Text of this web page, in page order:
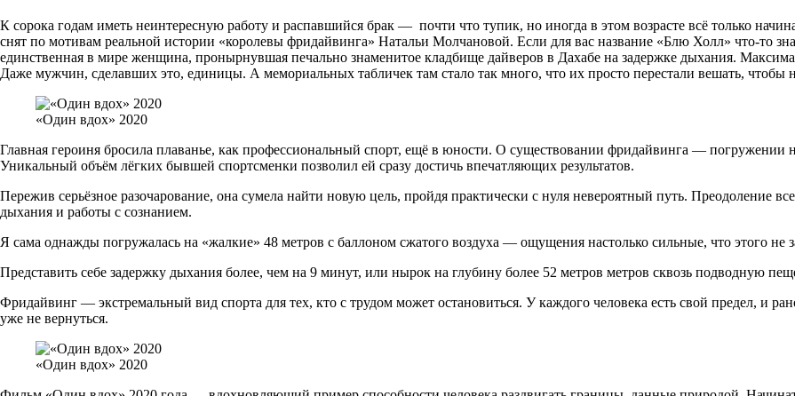
К сорока годам иметь неинтересную работу и распавшийся брак — почти что тупик, но иногда в этом возрасте всё только
снят по мотивам реальной истории «королевы фридайвинга» Натальи Молчановой. Если для вас название «Блю Холл» что-то
единственная в мире женщина, пронырнувшая печально знаменитое кладбище дайверов в Дахабе на задержке дыхания.
Даже мужчин, сделавших это, единицы. А мемориальных табличек там стало так много, что их просто перестали вешать, чтобы
«Один вдох» 2020
Главная героиня бросила плаванье, как профессиональный спорт, ещё в юности. О существовании фридайвинга — погружении
Уникальный объём лёгких бывшей спортсменки позволил ей сразу достичь впечатляющих результатов.
Пережив серьёзное разочарование, она сумела найти новую цель, пройдя практически с нуля невероятный путь. Преодоление
дыхания и работы с сознанием.
Я сама однажды погружалась на «жалкие» 48 метров с баллоном сжатого воздуха — ощущения настолько сильные, что этого не
Представить себе задержку дыхания более, чем на 9 минут, или нырок на глубину более 52 метров метров сквозь подводную
Фридайвинг — экстремальный вид спорта для тех, кто с трудом может остановиться. У каждого человека есть свой предел, и
уже не вернуться.
«Один вдох» 2020